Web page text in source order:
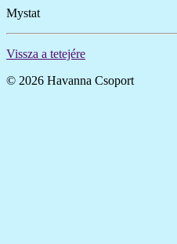
Mystat
Vissza a tetejére
© 2026 Havanna Csoport